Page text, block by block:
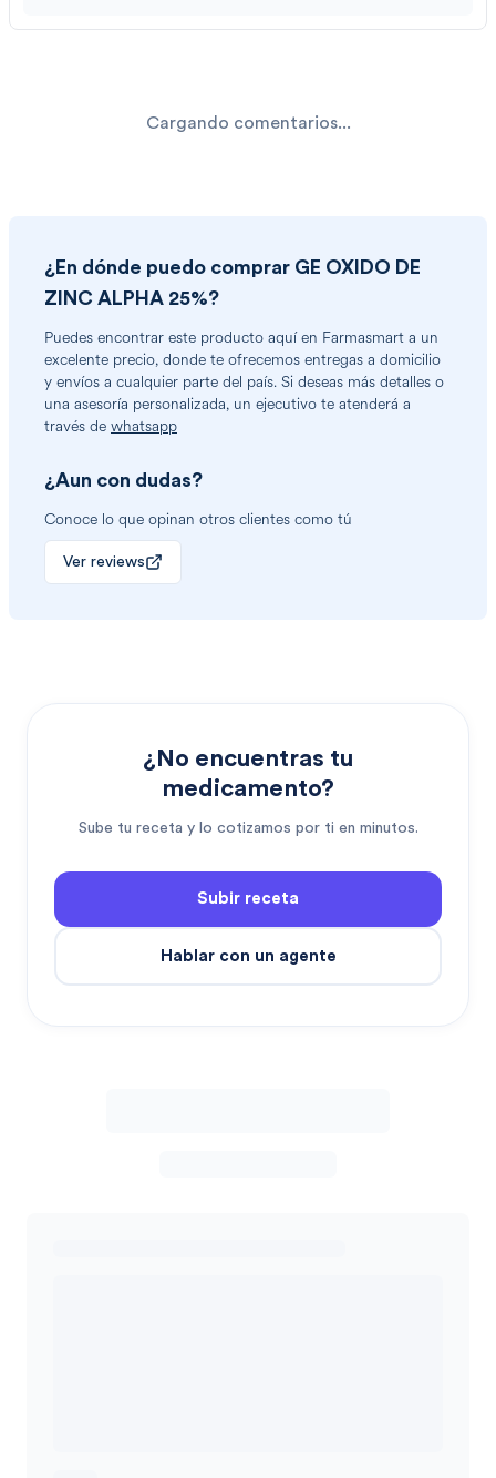
Cargando comentarios...
¿En dónde puedo comprar GE OXIDO DE
ZINC ALPHA 25%?
Puedes encontrar este producto aquí en Farmasmart a un
excelente precio, donde te ofrecemos entregas a domicilio
y envíos a cualquier parte del país. Si deseas más detalles o
una asesoría personalizada, un ejecutivo te atenderá a
través de whatsapp
¿Aun con dudas?
Conoce lo que opinan otros clientes como tú
Ver reviews
¿No encuentras tu
medicamento?
Sube tu receta y lo cotizamos por ti en minutos.
Subir receta
Hablar con un agente